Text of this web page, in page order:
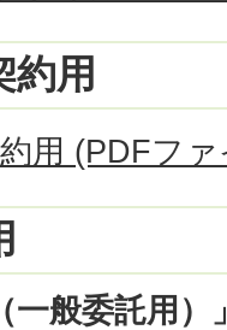
約用
用 (PDFフ
般委託用）